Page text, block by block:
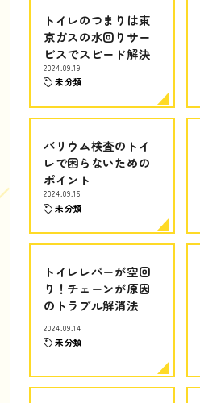
トイレのつまりは東
京ガスの水回りサー
ビスでスピード解決
2024.09.19
未分類
バリウム検査のトイ
レで困らないための
ポイント
2024.09.16
未分類
トイレレバーが空回
り！チェーンが原因
のトラブル解消法
2024.09.14
未分類